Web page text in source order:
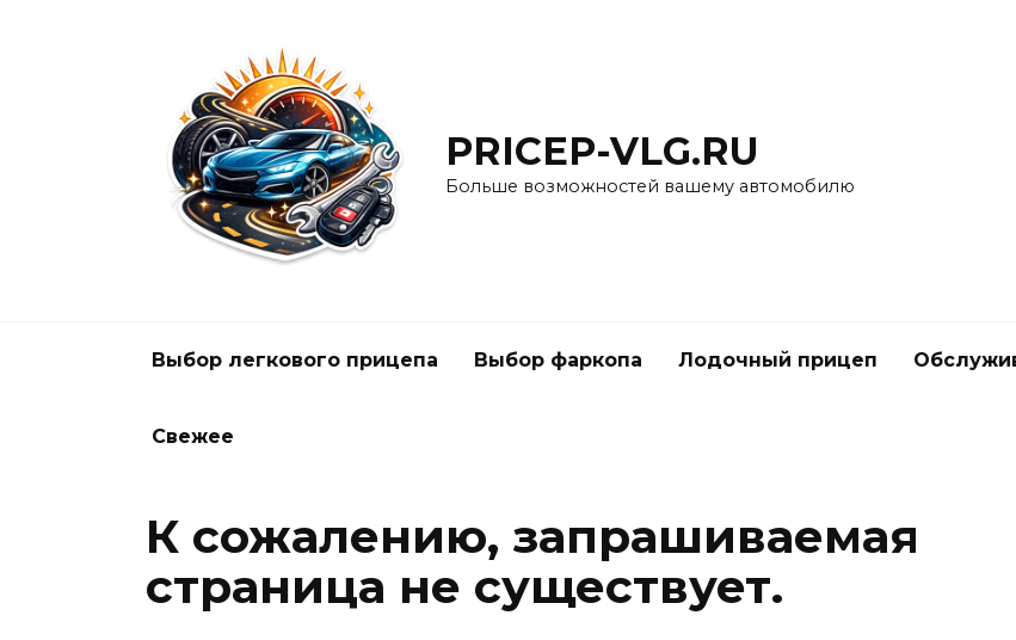
PRICEP-VLG.RU
Больше возможностей вашему автомобилю
Выбор легкового прицепа Выбор фаркопа Лодочный прицеп
Свежее
К сожалению, запрашиваемая
страница не существует.